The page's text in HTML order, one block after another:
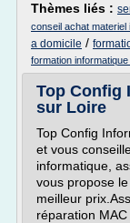
Thèmes liés :
conseil achat materiel
a domicile /
formation
Top Config
sur Loire
Top Config
et vous
informatique,
vous propose
meilleur
réparation MAC